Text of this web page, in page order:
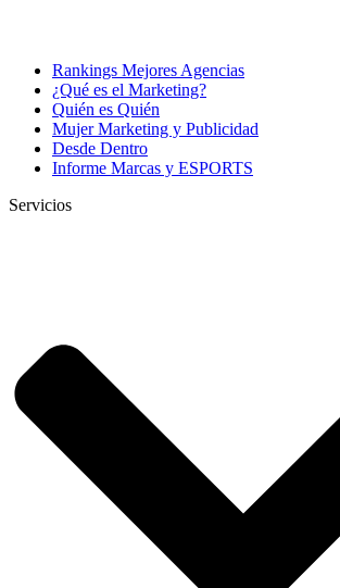
Rankings Mejores Agencias
¿Qué es el Marketing?
Quién es Quién
Mujer Marketing y Publicidad
Desde Dentro
Informe Marcas y ESPORTS
Servicios